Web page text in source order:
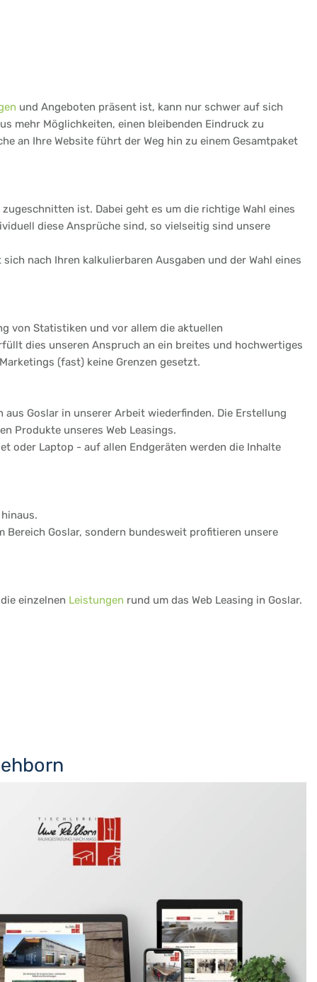
und Angeboten präsent ist, kann nur schwer auf sich
mehr Möglichkeiten, einen bleibenden Eindruck zu
an Ihre Website führt der Weg hin zu einem Gesamtpaket
ist. Dabei geht es um die richtige Wahl eines
diese Ansprüche sind, so vielseitig sind unsere
nach Ihren kalkulierbaren Ausgaben und der Wahl eines
von Statistiken und vor allem die aktuellen
dies unseren Anspruch an ein breites und hochwertiges
(fast) keine Grenzen gesetzt.
Goslar in unserer Arbeit wiederfinden. Die Erstellung
Produkte unseres Web Leasings.
oder Laptop - auf allen Endgeräten werden die Inhalte
Goslar, sondern bundesweit profitieren unsere
einzelnen Leistungen rund um das Web Leasing in Goslar.